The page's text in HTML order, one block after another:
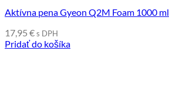
Aktívna pena Gyeon Q2M Foam 1000 ml
17,95 €s DPH
Pridať do košíka